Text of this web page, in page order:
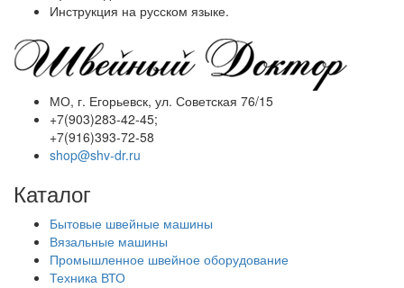
Инструкция на русском языке.
МО, г. Егорьевск, ул. Советская 76/15
+7(903)283-42-45;
+7(916)393-72-58
shop@shv-dr.ru
Каталог
Бытовые швейные машины
Вязальные машины
Промышленное швейное оборудование
Техника ВТО